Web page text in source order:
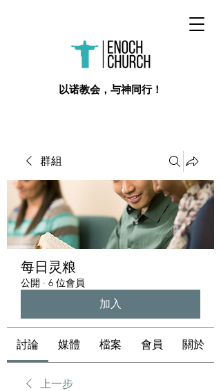
​以诺教会，与神同行！
群組
每日灵粮
公開 · 6 位會員
加入
討論 媒體 檔案 會員 關於
上一步